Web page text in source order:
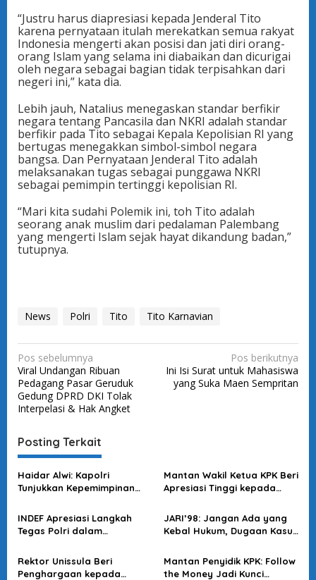
“Justru harus diapresiasi kepada Jenderal Tito
karena pernyataan itulah merekatkan semua rakyat
Indonesia mengerti akan posisi dan jati diri orang-
orang Islam yang selama ini diabaikan dan dicurigai
oleh negara sebagai bagian tidak terpisahkan dari
negeri ini,” kata dia.
Lebih jauh, Natalius menegaskan standar berfikir
negara tentang Pancasila dan NKRI adalah standar
berfikir pada Tito sebagai Kepala Kepolisian RI yang
bertugas menegakkan simbol-simbol negara
bangsa. Dan Pernyataan Jenderal Tito adalah
melaksanakan tugas sebagai punggawa NKRI
sebagai pemimpin tertinggi kepolisian RI.
“Mari kita sudahi Polemik ini, toh Tito adalah
seorang anak muslim dari pedalaman Palembang
yang mengerti Islam sejak hayat dikandung badan,”
tutupnya.
News Polri Tito Tito Karnavian
N
a
v
i
g
a
s
i
p
o
s
Pos sebelumnya
Viral Undangan Ribuan
Pedagang Pasar Geruduk
Gedung DPRD DKI Tolak
Interpelasi & Hak Angket
Pos berikutnya
Ini Isi Surat untuk Mahasiswa
yang Suka Maen Sempritan
Posting Terkait
Haidar Alwi: Kapolri
Tunjukkan Kepemimpinan
Sensitif
Mantan Wakil Ketua KPK Beri
Apresiasi Tinggi kepada
Kasus Blackout
INDEF Apresiasi Langkah
Tegas Polri dalam
Merugikan Keuangan
Negara
JARI’98: Jangan Ada yang
Kebal Hukum, Dugaan Kasus
Tuntas
Rektor Unissula Beri
Penghargaan kepada
Mantan Penyidik KPK: Follow
the Money Jadi Kunci